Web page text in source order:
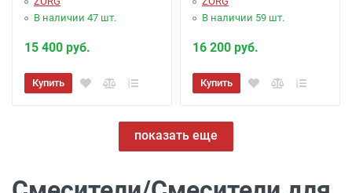
В наличии 47 шт.
15 400 руб.
Купить
В наличии 59 шт.
16 200 руб.
Купить
показать еще